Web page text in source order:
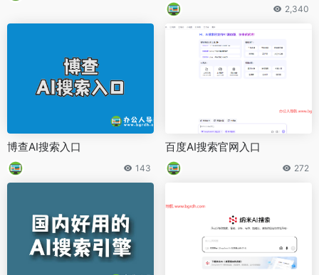
2,340
博查AI搜索入口
143
百度AI搜索官网入口
272